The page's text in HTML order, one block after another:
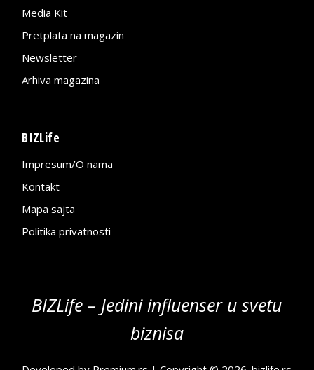
Media Kit
Pretplata na magazin
Newsletter
Arhiva magazina
BIZLife
Impresum/O nama
Kontakt
Mapa sajta
Politika privatnosti
BIZLife – Jedini influenser u svetu
biznisa